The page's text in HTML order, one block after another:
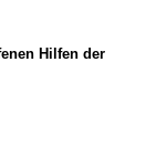
Hil­fen der